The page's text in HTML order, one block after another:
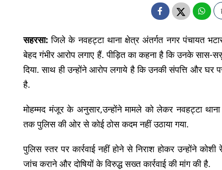
सहरसा: जिले के नवहट्टा थाना क्षेत्र अंतर्गत नगर पंचायत
बेहद गंभीर आरोप लगाए हैं. पीड़ित का कहना है कि उनके
दिया. साथ ही उन्होंने आरोप लगाये है कि उनकी संपत्ति और
है.
मोहम्मद मंजूर के अनुसार,उन्होंने मामले को लेकर नवहट्टा
तक पुलिस की ओर से कोई ठोस कदम नहीं उठाया गया.
पुलिस स्तर पर कार्रवाई नहीं होने से निराश होकर उन्होंने
जांच कराने और दोषियों के विरुद्ध सख्त कार्रवाई की मांग की है.